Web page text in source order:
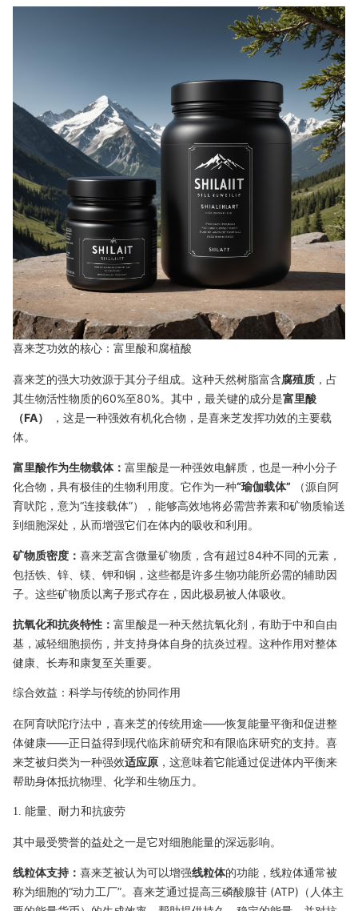
喜来芝功效的核心：富里酸和腐植酸
喜来芝的强大功效源于其分子组成。这种天然树脂富含腐殖质 ，占
其生物活性物质的60%至80%。其中，最关键的成分是富里酸
（FA）
，这是一种强效有机化合物，是喜来芝发挥功效的主要载
体。
富里酸作为生物载体： 富里酸是一种强效电解质，也是一种小分子
化合物，具有极佳的生物利用度。它作为一种“瑜伽载体” （源自阿
育吠陀，意为“连接载体”），能够高效地将必需营养素和矿物质输送
到细胞深处，从而增强它们在体内的吸收和利用。
矿物质密度： 喜来芝富含微量矿物质，含有超过84种不同的元素，
包括铁、锌、镁、钾和铜，这些都是许多生物功能所必需的辅助因
子。这些矿物质以离子形式存在，因此极易被人体吸收。
抗氧化和抗炎特性： 富里酸是一种天然抗氧化剂，有助于中和自由
基，减轻细胞损伤，并支持身体自身的抗炎过程。这种作用对整体
健康、长寿和康复至关重要。
综合效益：科学与传统的协同作用
在阿育吠陀疗法中，喜来芝的传统用途——恢复能量平衡和促进整
体健康——正日益得到现代临床前研究和有限临床研究的支持。喜
来芝被归类为一种强效适应原 ，这意味着它能通过促进体内平衡来
帮助身体抵抗物理、化学和生物压力。
1. 能量、耐力和抗疲劳
其中最受赞誉的益处之一是它对细胞能量的深远影响。
线粒体支持： 喜来芝被认为可以增强线粒体的功能，线粒体通常被
称为细胞的“动力工厂”。喜来芝通过提高三磷酸腺苷 (ATP)（人体主